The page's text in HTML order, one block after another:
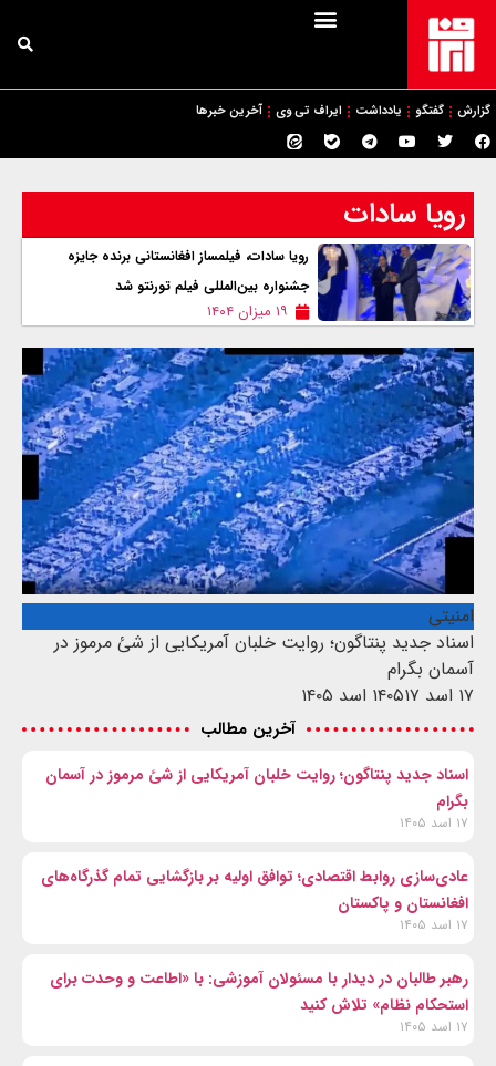
گزارش گفتگو یادداشت ایراف تی وی آخرین خبرها
رویا سادات
رویا سادات، فیلمساز افغانستانی برنده جایزه
جشنواره بین‌المللی فیلم تورنتو شد
۱۹ میزان ۱۴۰۴
امنیتی
اسناد جدید پنتاگون؛ روایت خلبان آمریکایی از شئ مرموز در
آسمان بگرام
۱۷ اسد ۱۴۰۵
۱۷ اسد ۱۴۰۵
آخرین مطالب
اسناد جدید پنتاگون؛ روایت خلبان آمریکایی از شئ مرموز در آسمان
بگرام
۱۷ اسد ۱۴۰۵
عادی‌سازی روابط اقتصادی؛ توافق اولیه بر بازگشایی تمام گذرگاه‌های
افغانستان و پاکستان
۱۷ اسد ۱۴۰۵
رهبر طالبان در دیدار با مسئولان آموزشی: با «اطاعت و وحدت برای
استحکام نظام» تلاش کنید
۱۷ اسد ۱۴۰۵